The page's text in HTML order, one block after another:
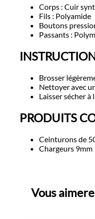
Corps : Cuir
Fils : Polyamide
Boutons
Passants :
Brosser
Nettoyer avec
Laisser sécher à
PRODUITS
Ceinturons de
Chargeurs
Vous